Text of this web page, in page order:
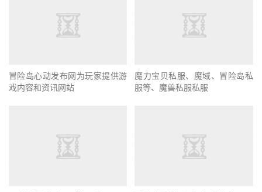
冒险岛心动发布网为玩家提供游
戏内容和资讯网站
魔力宝贝私服、魔域、冒险岛私
服等、魔兽私服私服